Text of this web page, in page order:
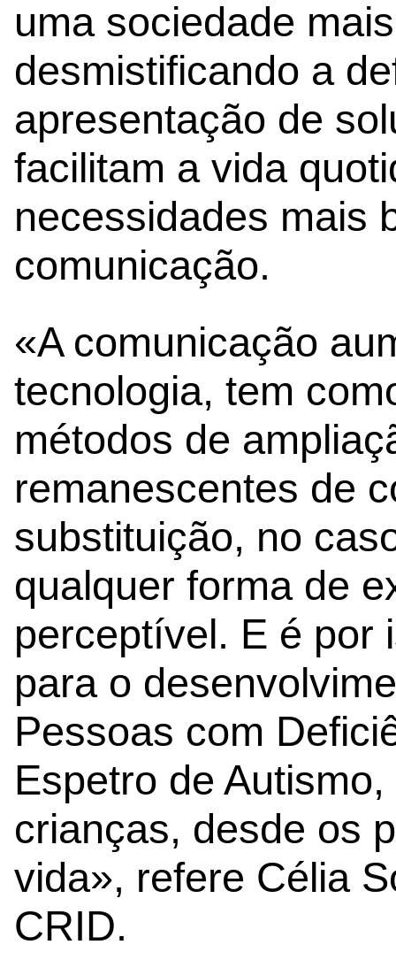
uma sociedade
desmistificando a
apresentação de
facilitam a vida
necessidades mais
comunicação.
«A comunicação
tecnologia, tem
métodos de
remanescentes de
substituição, no
qualquer forma de
perceptível. E é por
para o
Pessoas com
Espetro de
crianças, desde os
vida», refere Célia
CRID.